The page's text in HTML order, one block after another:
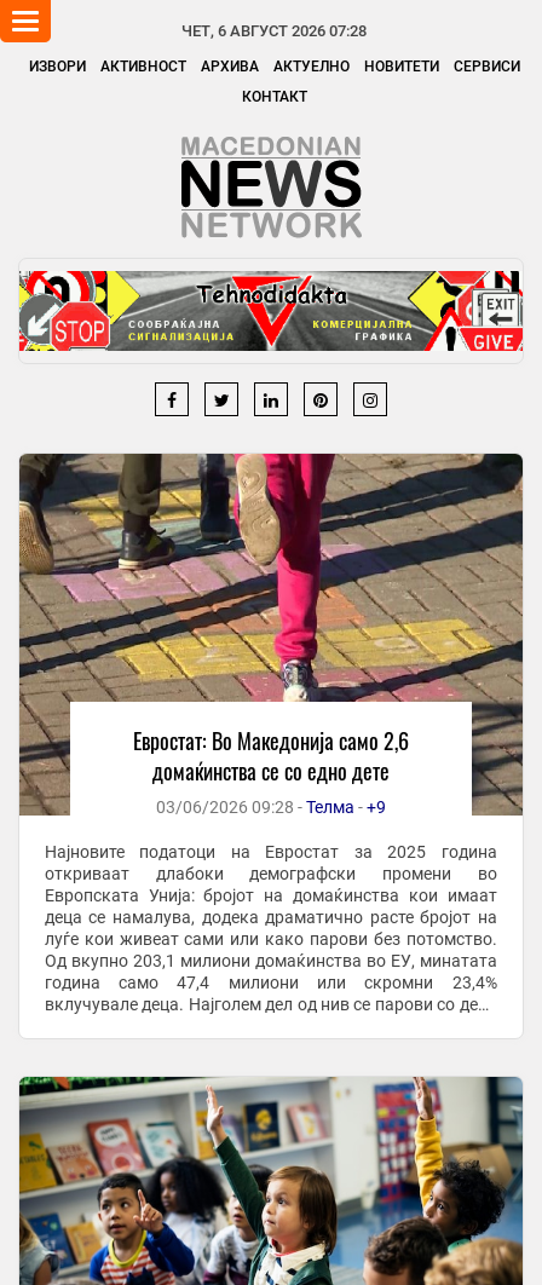
ЧЕТ, 6 АВГУСТ 2026 07:28
ИЗВОРИ АКТИВНОСТ АРХИВА АКТУЕЛНО НОВИТЕТИ
СЕРВИСИ
КОНТАКТ
Toggle
navigation
Евростат: Во Македонија само 2,6
домаќинства се со едно дете
03/06/2026 09:28 -Телма -+9
Најновите податоци на Евростат за 2025 година
откриваат длабоки демографски промени во
Европската Унија: бројот на домаќинства кои имаат
деца се намалува, додека драматично расте бројот на
луѓе кои живеат сами или како парови без потомство.
Од вкупно 203,1 милиони домаќинства во ЕУ, минатата
година само 47,4 милиони или скромни 23,4%
вклучувале деца. Најголем дел од нив се парови со деца